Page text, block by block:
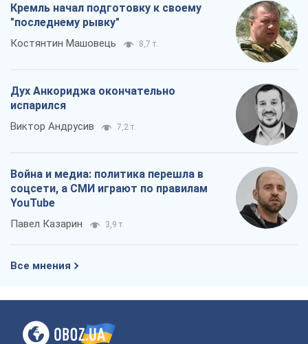
Кремль начал подготовку к своему
"последнему рывку"
Костянтин Машовець 8,7 т.
Дух Анкориджа окончательно
испарился
Виктор Андрусив 7,2 т.
Война и медиа: политика перешла в
соцсети, а СМИ играют по правилам
YouTube
Павел Казарин 3,9 т.
Все мнения